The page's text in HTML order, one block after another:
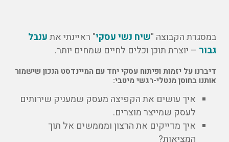
במסגרת הקבוצה "שיח נשי עסקי" ראיינתי אתענבל
גבור – יוצרת תוכן וכלים לחיים שמחים יותר.
דיברנו על יזמות ופיתוח עסקי יחד עם המיינדסט הנכון שישמור
אותנו בחוסן מנטלי-רגשי מיטבי:
איך עושים את הקפיצה מעסק שמעניק שירותים
לעסק שמייצר מוצרים.
איך מדייקים את הרצון ומממשים אל תוך
המציאות?